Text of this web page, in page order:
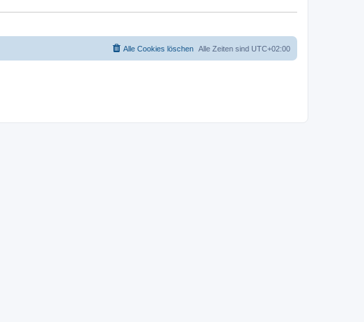
Alle Zeiten sind UTC+02:00
Alle Cookies löschen